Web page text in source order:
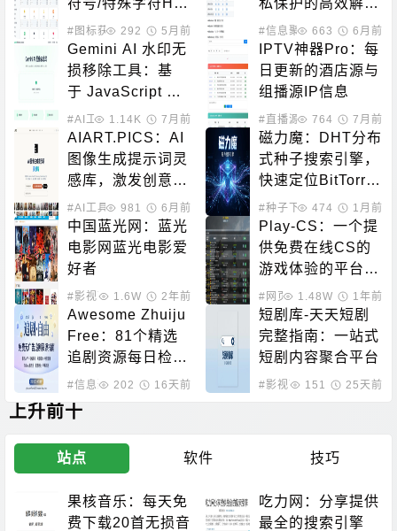
ML/CSS/JS代码
查询
#图标获取 292 5月前
方案
#信息聚合 #黑科技相关
663 6月前
Gemini AI 水印无
损移除工具：基
于 JavaScript 的
纯浏览器端解决方
案
#AI工具 1.14K 7月前
IPTV神器Pro：每
日更新的酒店源与
组播源IP信息
#直播源 764 7月前
AIART.PICS：AI
图像生成提示词灵
感库，激发创意与
创作
#AI工具 981 6月前
磁力魔：DHT分布
式种子搜索引擎，
快速定位BitTorre
nt资源
#种子下载 #磁力搜索
474 1月前
中国蓝光网：蓝光
电影网蓝光电影爱
好者
#影视下载1.6W 2年前
Play-CS：一个提
供免费在线CS的
游戏体验的平台，
无需下载即可畅玩
#网页游戏1.48W 1年前
Awesome Zhuiju
Free：81个精选
追剧资源每日检测
可用性的开源导航
#信息聚合 #在线影音
202 16天前
短剧库-天天短剧
完整指南：一站式
短剧内容聚合平台
#影视下载 #网盘搜索
151 25天前
上升前十
站点 软件 技巧
果核音乐：每天免
费下载20首无损音
吃力网：分享提供
最全的搜索引擎